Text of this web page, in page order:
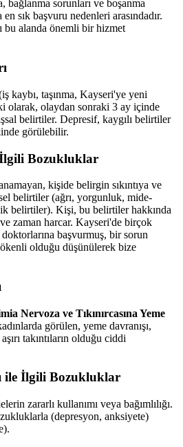
bağlanma sorunları ve boşanma
sık başvuru nedenleri arasındadır.
bu alanda önemli bir hizmet
kaybı, taşınma, Kayseri'ye yeni
olarak, olaydan sonraki 3 ay içinde
belirtiler. Depresif, kaygılı belirtiler
görülebilir.
Bozukluklar
kişide belirgin sıkıntıya ve
belirtiler (ağrı, yorgunluk, mide-
belirtiler). Kişi, bu belirtiler hakkında
ve zaman harcar. Kayseri'de birçok
doktorlarına başvurmuş, bir sorun
olduğu düşünülerek bize
Nervoza ve Tıkınırcasına Yeme
görülen, yeme davranışı,
takıntıların olduğu ciddi
ile İlgili Bozukluklar
zararlı kullanımı veya bağımlılığı.
(depresyon, anksiyete)